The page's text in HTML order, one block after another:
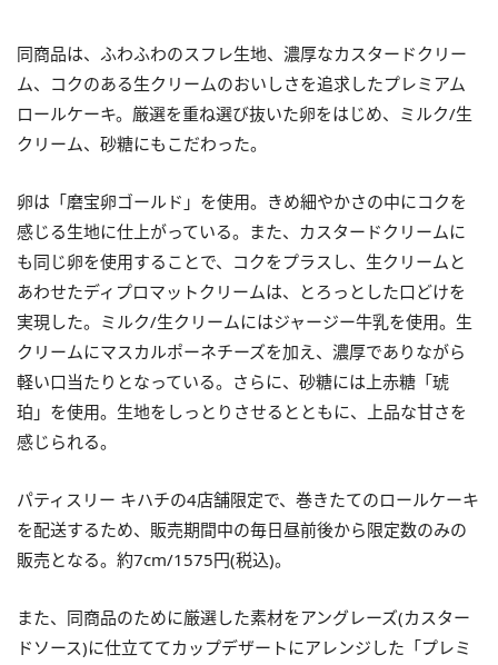
同商品は、ふわふわのスフレ生地、濃厚なカスタードクリー
ム、コクのある生クリームのおいしさを追求したプレミアム
ロールケーキ。厳選を重ね選び抜いた卵をはじめ、ミルク/生
クリーム、砂糖にもこだわった。
卵は「磨宝卵ゴールド」を使用。きめ細やかさの中にコクを
感じる生地に仕上がっている。また、カスタードクリームに
も同じ卵を使用することで、コクをプラスし、生クリームと
あわせたディプロマットクリームは、とろっとした口どけを
実現した。ミルク/生クリームにはジャージー牛乳を使用。生
クリームにマスカルポーネチーズを加え、濃厚でありながら
軽い口当たりとなっている。さらに、砂糖には上赤糖「琥
珀」を使用。生地をしっとりさせるとともに、上品な甘さを
感じられる。
パティスリー キハチの4店舗限定で、巻きたてのロールケーキ
を配送するため、販売期間中の毎日昼前後から限定数のみの
販売となる。約7cm/1575円(税込)。
また、同商品のために厳選した素材をアングレーズ(カスター
ドソース)に仕立ててカップデザートにアレンジした「プレミ